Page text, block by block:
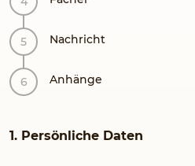
Nachricht
Anhänge
1. Persönliche Daten